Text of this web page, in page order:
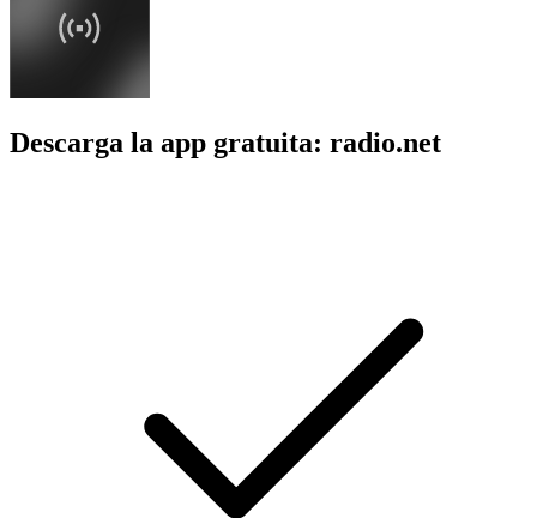
Descarga la app gratuita: radio.net